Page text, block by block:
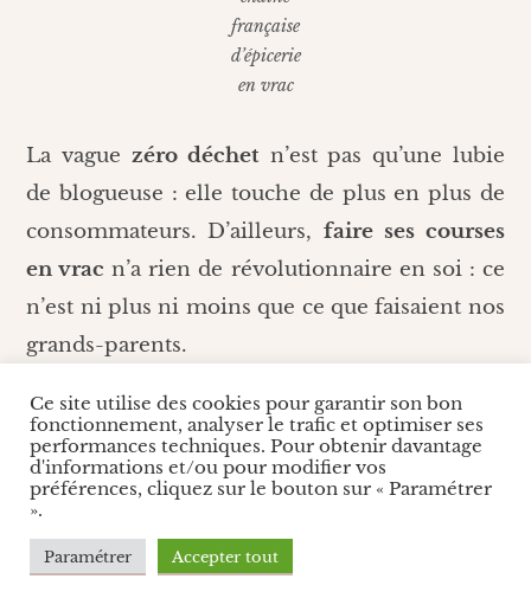
française
d’épicerie
en vrac
La vague zéro déchet n’est pas qu’une lubie
de blogueuse : elle touche de plus en plus de
consommateurs. D’ailleurs, faire ses courses
en vracn’a rien de révolutionnaire en soi : ce
n’est ni plus ni moins que ce que faisaient nos
grands-parents.
Le principe : on vient avec ses propres
contenants (bocaux, sacs en tissu, boîtes…),
qu’on pèse au préalable. (Rassurez-vous, si
vous n’avez pas de contenant avec vous, vous
pourrez utiliser de petits sacs en papier kraft.)
Ce site utilise des cookies pour garantir son bon
fonctionnement, analyser le trafic et optimiser ses
performances techniques. Pour obtenir davantage
d'informations et/ou pour modifier vos
préférences, cliquez sur le bouton sur « Paramétrer
».
Paramétrer Accepter tout